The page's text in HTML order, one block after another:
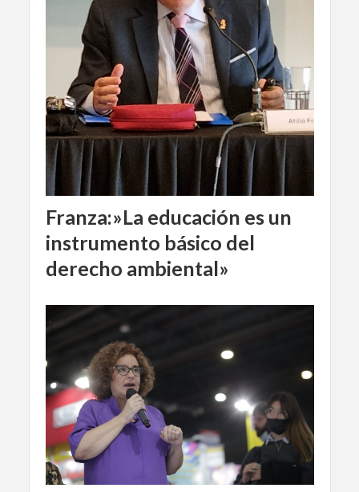
Franza:»La educación es un
instrumento básico del
derecho ambiental»